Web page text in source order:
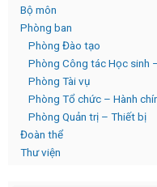
Bộ môn
Phòng ban
Phòng Đào tạo
Phòng Công tác Học sinh
Phòng Tài vụ
Phòng Tổ chức – Hành
Phòng Quản trị – Thiết bị
Đoàn thể
Thư viện